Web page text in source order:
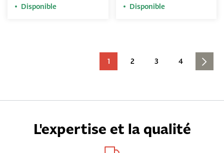
Disponible Disponible
1 2 3 4
L'expertise et la qualité